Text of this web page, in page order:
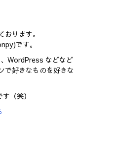
ります。
です。
WordPress などなど
で好きなものを好きな
（笑）